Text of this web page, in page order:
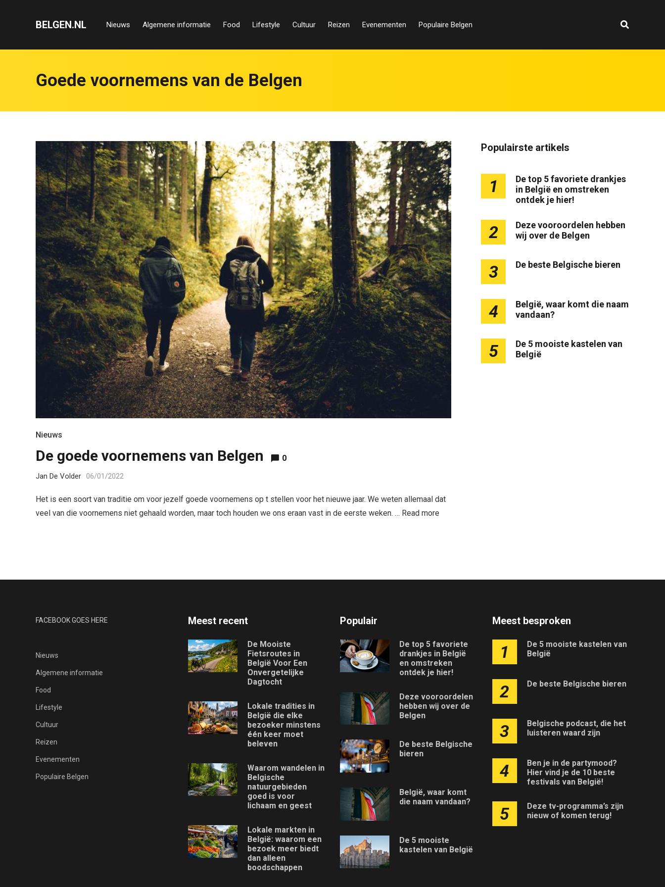
BELGEN.NL Nieuws Algemene informatie Food Lifestyle Cultuur Reizen Evenementen Populaire Belgen
Goede voornemens van de Belgen
Nieuws
De goede voornemens van Belgen 0
Jan De Volder 06/01/2022
Het is een soort van traditie om voor jezelf goede voornemens op t stellen voor het nieuwe jaar. We weten allemaal dat
veel van die voornemens niet gehaald worden, maar toch houden we ons eraan vast in de eerste weken. … Read more
Populairste artikels
1
De top 5 favoriete drankjes
in België en omstreken
ontdek je hier!
2
Deze vooroordelen hebben
wij over de Belgen
3 De beste Belgische bieren
4
België, waar komt die naam
vandaan?
5
De 5 mooiste kastelen van
België
FACEBOOK GOES HERE
Nieuws
Algemene informatie
Food
Lifestyle
Cultuur
Reizen
Evenementen
Populaire Belgen
Meest recent
De Mooiste
Fietsroutes in
België Voor Een
Onvergetelijke
Dagtocht
Lokale tradities in
België die elke
bezoeker minstens
één keer moet
beleven
Waarom wandelen in
Belgische
natuurgebieden
goed is voor
lichaam en geest
Lokale markten in
België: waarom een
bezoek meer biedt
dan alleen
boodschappen
Populair
De top 5 favoriete
drankjes in België
en omstreken
ontdek je hier!
Deze vooroordelen
hebben wij over de
Belgen
De beste Belgische
bieren
België, waar komt
die naam vandaan?
De 5 mooiste
kastelen van België
Meest besproken
1
De 5 mooiste kastelen van
België
2 De beste Belgische bieren
3
Belgische podcast, die het
luisteren waard zijn
4
Ben je in de partymood?
Hier vind je de 10 beste
festivals van België!
5
Deze tv-programma’s zijn
nieuw of komen terug!